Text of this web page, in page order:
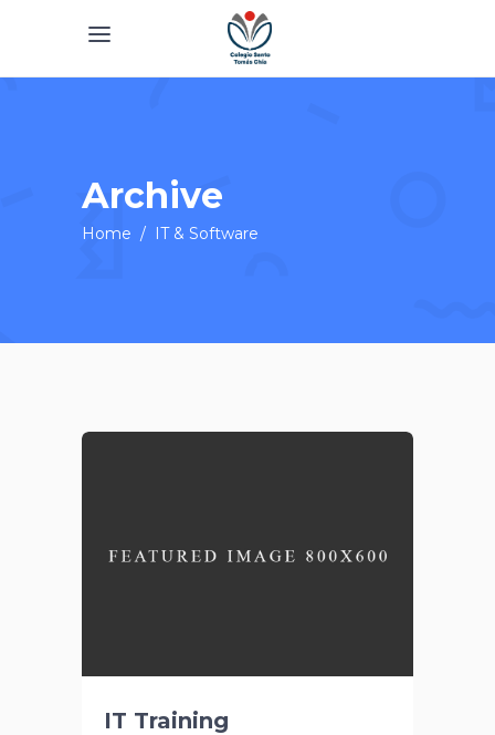
Archive
Home / IT & Software
IT Training